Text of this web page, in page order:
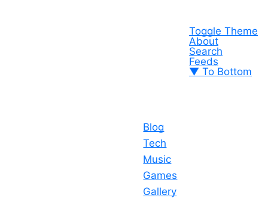
Toggle Theme
About
Search
Feeds
▼ To Bottom
Blog
Tech
Music
Games
Gallery